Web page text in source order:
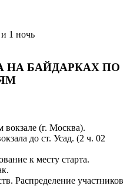
1 ночь
НА БАЙДАРКАХ ПО
вокзале (г. Москва).
до ст. Усад. (2 ч. 02
к месту старта.
Распределение участников